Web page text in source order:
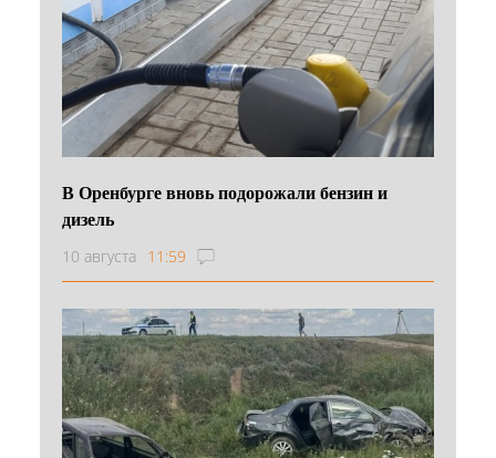
В Оренбурге вновь подорожали бензин и
дизель
10 августа 11:59